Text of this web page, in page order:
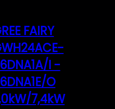
FAIRY
I -
O
7,4kW